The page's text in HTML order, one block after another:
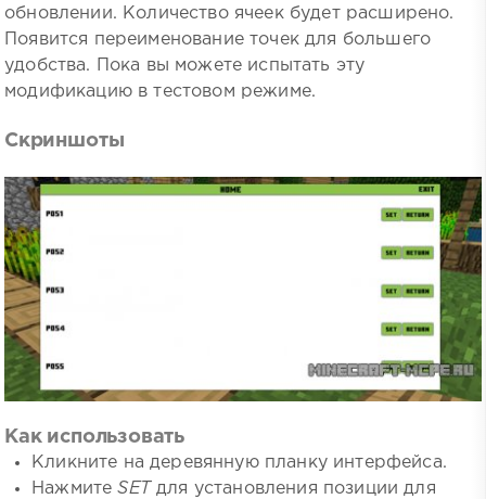
обновлении. Количество ячеек будет расширено.
Появится переименование точек для большего
удобства. Пока вы можете испытать эту
модификацию в тестовом режиме.
Скриншоты
Как использовать
Кликните на деревянную планку интерфейса.
НажмитеSET для установления позиции для